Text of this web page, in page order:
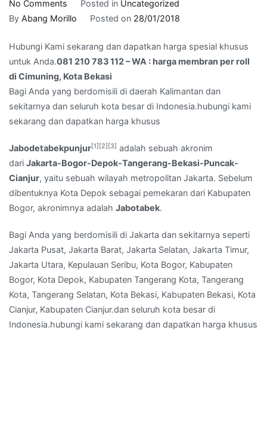
No Comments
081
783
112
–
WA
:
harga
per
roll
di
Cimuning,
Kota
Posted in Uncategorized
By Abang Morillo Posted on 28/01/2018
Hubungi Kami sekarang dan dapatkan harga spesial khusus
untuk Anda.081 210 783 112 – WA : harga membran per roll
di Cimuning, Kota Bekasi
Bagi Anda yang berdomisili di daerah Kalimantan dan
sekitarnya dan seluruh kota besar di Indonesia.hubungi kami
sekarang dan dapatkan harga khusus
Jabodetabekpunjur[1] [2] [3] adalah sebuah akronim
dari Jakarta-Bogor-Depok-Tangerang-Bekasi-Puncak-
Cianjur, yaitu sebuah wilayah metropolitan Jakarta. Sebelum
dibentuknya Kota Depok sebagai pemekaran dari Kabupaten
Bogor, akronimnya adalah Jabotabek.
Bagi Anda yang berdomisili di Jakarta dan sekitarnya seperti
Jakarta Pusat, Jakarta Barat, Jakarta Selatan, Jakarta Timur,
Jakarta Utara, Kepulauan Seribu, Kota Bogor, Kabupaten
Bogor, Kota Depok, Kabupaten Tangerang Kota, Tangerang
Kota, Tangerang Selatan, Kota Bekasi, Kabupaten Bekasi, Kota
Cianjur, Kabupaten Cianjur.dan seluruh kota besar di
Indonesia.hubungi kami sekarang dan dapatkan harga khusus